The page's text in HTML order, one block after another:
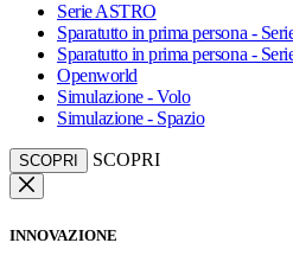
Serie ASTRO
Sparatutto in prima persona -
Sparatutto in prima persona -
Openworld
Simulazione - Volo
Simulazione - Spazio
SCOPRI SCOPRI
INNOVAZIONE